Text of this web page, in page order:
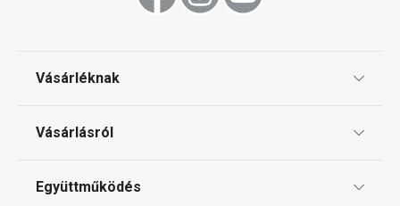
Vásárléknak
Gyakori kérdések
Vásárlásról
Együttműködés